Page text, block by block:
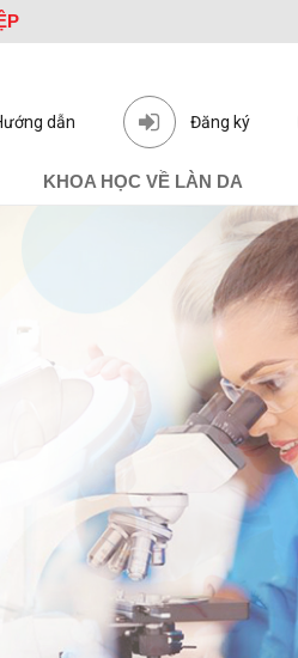
dẫn Đăng ký
KHOA HỌC VỀ LÀN DA